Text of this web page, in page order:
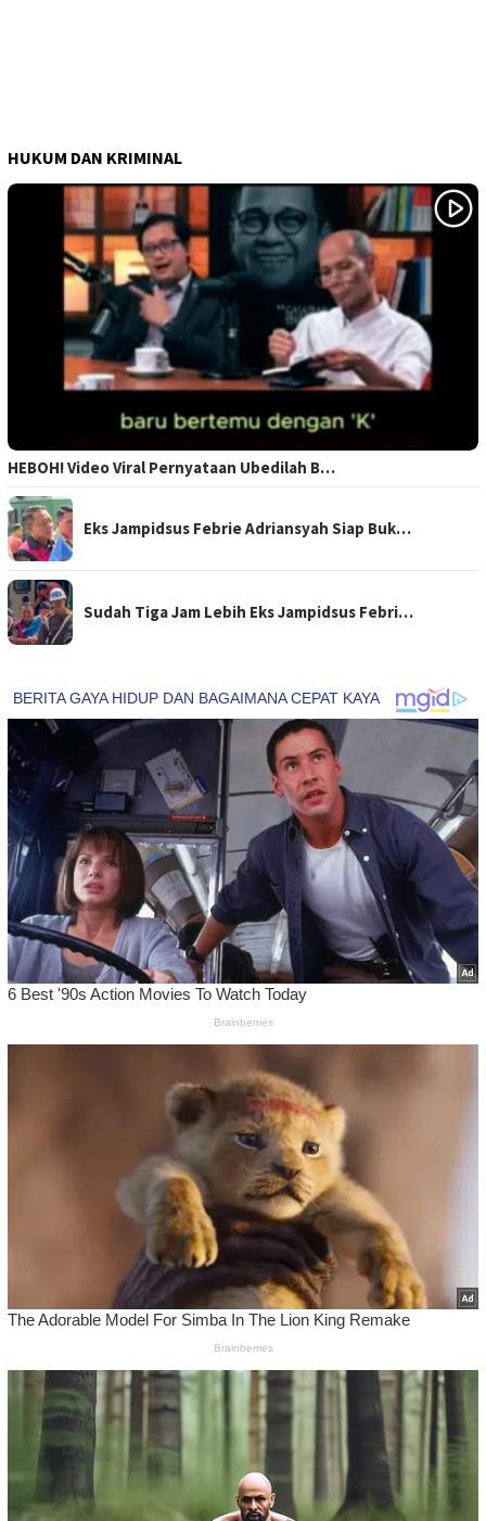
HUKUM DAN KRIMINAL
HEBOH! Video Viral Pernyataan Ubedilah B…
Eks Jampidsus Febrie Adriansyah Siap Buk…
Sudah Tiga Jam Lebih Eks Jampidsus Febri…